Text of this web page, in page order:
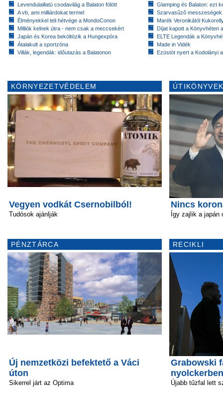
Levendulaillatú csodavilág a Balaton fölött
A vb, ami milliárdokat termel
Élményekkel teli hétvége a MondoConon
Milliók kelnek útra - nem csak a meccsekért
Japán és Korea beköltözik a Hungexpóra
Átalakult a sportzóna
Villák, legendák: időutazás a Balatonon
Glamping és Balaton: ezt
Szarvasűző messzeségek
Marék Veronikától
Díjat kapott a Könyvhéten
ELTE Legendák a
Made in Vidék
Ezüstöt nyert a Kodolányi
KÖRNYEZETVÉDELEM
Vegyen vodkát Csernobilból!
Tudósok ajánlják
PÉNZTÁRCA
Új nemzetközi befektető a Váci
úton
Sikerrel járt az Optima
Nincs
Így zajlik a japán
RECIKLI
Grabowski
nyolckerben
Újabb tűzfal lett